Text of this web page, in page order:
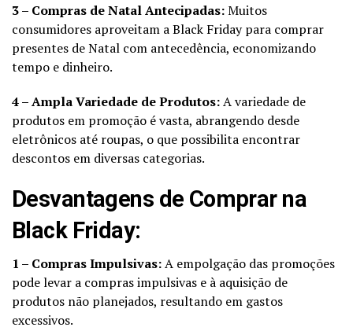
3 – Compras de Natal Antecipadas:Muitos
consumidores aproveitam a Black Friday para comprar
presentes de Natal com antecedência, economizando
tempo e dinheiro.
4 – Ampla Variedade de Produtos:A variedade de
produtos em promoção é vasta, abrangendo desde
eletrônicos até roupas, o que possibilita encontrar
descontos em diversas categorias.
Desvantagens de Comprar na
Black Friday:
1 – Compras Impulsivas:A empolgação das promoções
pode levar a compras impulsivas e à aquisição de
produtos não planejados, resultando em gastos
excessivos.